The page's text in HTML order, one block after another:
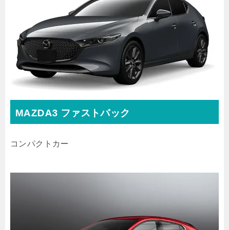
MAZDA3 ファストバック
コンパクトカー